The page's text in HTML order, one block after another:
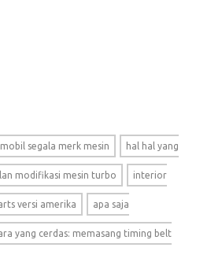
segala merk mesin hal hal yang
modifikasi mesin turbo interior
versi amerika apa saja
yang cerdas: memasang timing belt